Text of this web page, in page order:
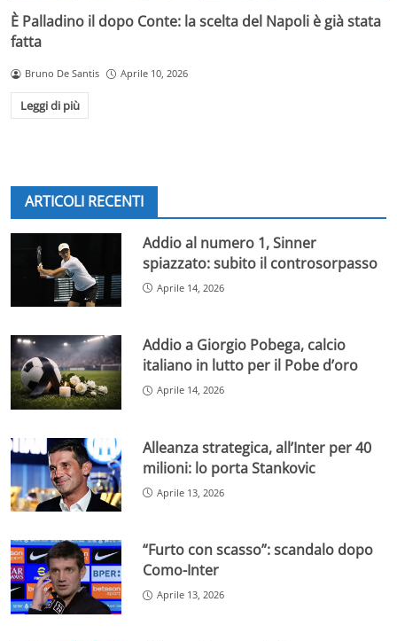
È Palladino il dopo Conte: la scelta del Napoli è già stata
fatta
Bruno De Santis Aprile 10, 2026
Leggi di più
ARTICOLI RECENTI
Addio al numero 1, Sinner
spiazzato: subito il controsorpasso
Aprile 14, 2026
Addio a Giorgio Pobega, calcio
italiano in lutto per il Pobe d’oro
Aprile 14, 2026
Alleanza strategica, all’Inter per 40
milioni: lo porta Stankovic
Aprile 13, 2026
“Furto con scasso”: scandalo dopo
Como-Inter
Aprile 13, 2026